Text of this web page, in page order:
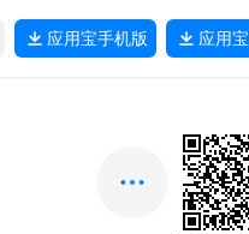
应用宝手机版 应用宝